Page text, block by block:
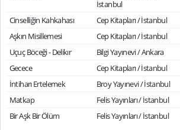
İstanbul
Cinselliğin Kahkahası Cep Kitapları / İstanbul
Aşkın Misillemesi
Cep Kitapları / İstanbul
Uçuç Böceği - Delikır
Bilgi Yayınevi / Ankara
Gecece
Cep Kitapları / İstanbul
İntiharı Ertelemek
Broy Yayınevi / İstanbul
Matkap
Felis Yayınları / İstanbul
Bir Aşk Bir Ölüm
Felis Yayınları / İstanbul